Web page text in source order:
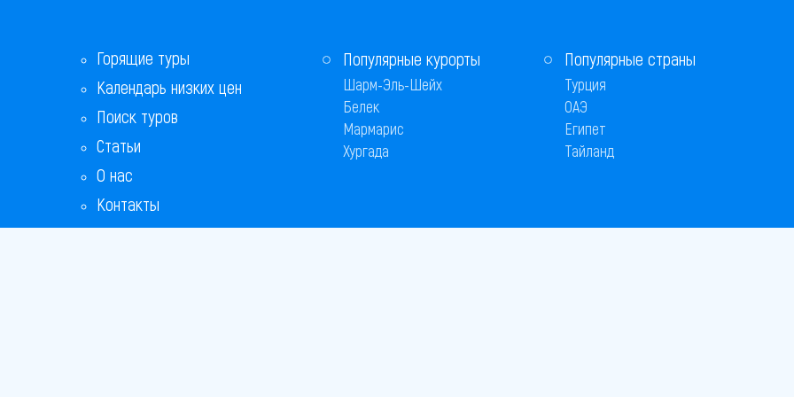
Горящие туры
Календарь низких цен
Поиск туров
Статьи
О нас
Контакты
Популярные курорты
Шарм-Эль-Шейх
Белек
Мармарис
Хургада
Популярные страны
Турция
ОАЭ
Египет
Тайланд